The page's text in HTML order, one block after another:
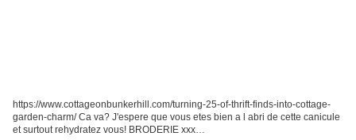
https://www.cottageonbunkerhill.com/turning-25-of-thrift-finds-into-cottage-
garden-charm/ Ca va? J'espere que vous etes bien a l abri de cette canicule
et surtout rehydratez vous! BRODERIE xxx